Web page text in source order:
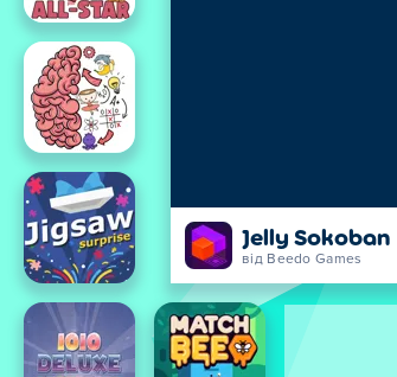
Jelly Sokoban
від Beedo Games